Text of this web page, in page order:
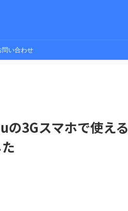
問い合わせ
の3Gスマホで使え